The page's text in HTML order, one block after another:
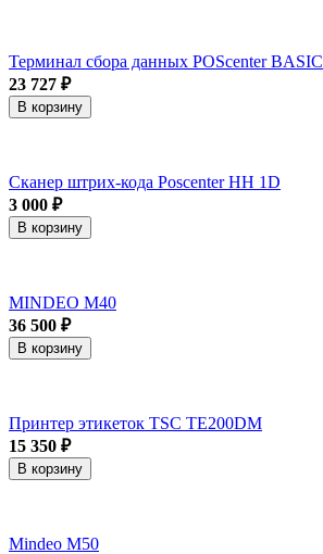
Терминал сбора данных POScenter BASIC
23 727 ₽
В корзину
Сканер штрих-кода Poscenter HH 1D
3 000 ₽
В корзину
MINDEO M40
36 500 ₽
В корзину
Принтер этикеток TSC TE200DM
15 350 ₽
В корзину
Mindeo M50